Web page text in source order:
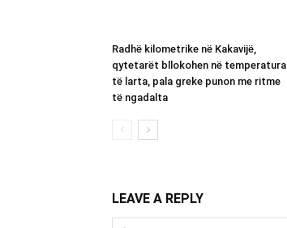
Radhë kilometrike në Kakavijë,
qytetarët bllokohen në temperatura
të larta, pala greke punon me ritme
të ngadalta
LEAVE A REPLY